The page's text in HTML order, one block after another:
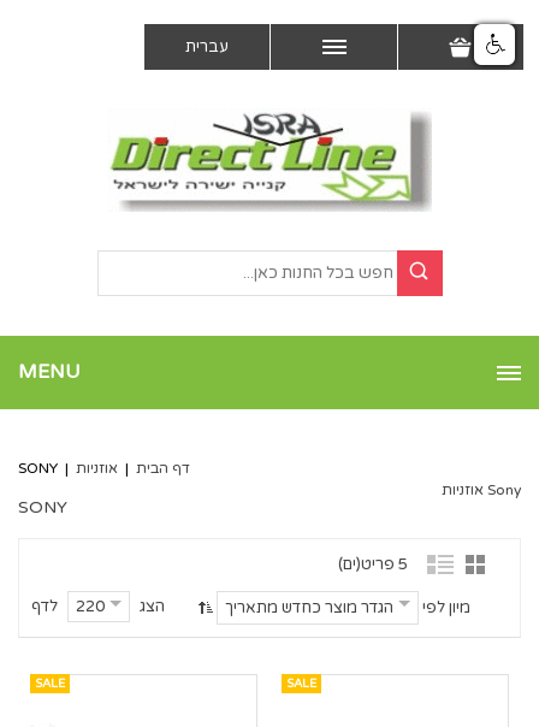
עברית
MENU
דף הבית | אוזניות |
SONY
SONY
Sony אוזניות
5 פריט(ים)
הצג 220 לדף מיון לפי הגדר מוצר כחדש מתאריך
SALE
SALE